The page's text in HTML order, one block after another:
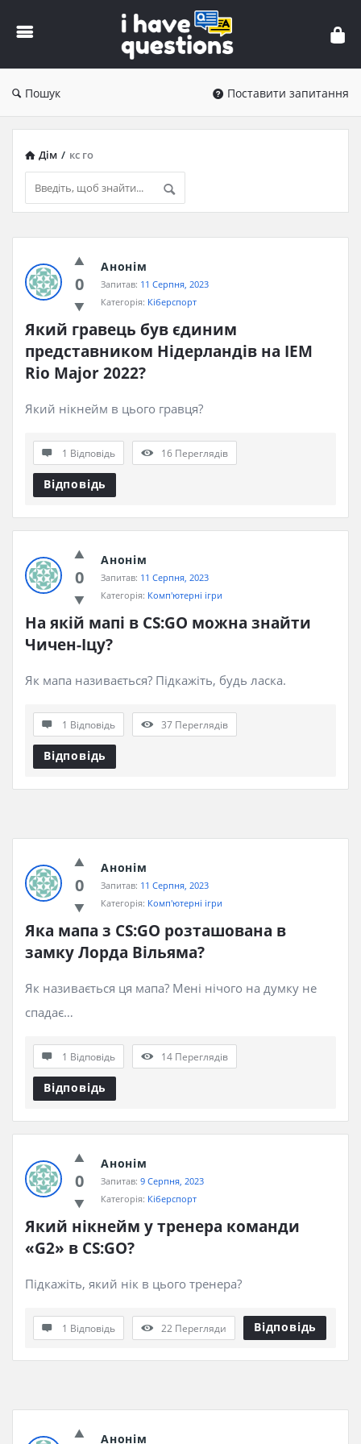
iHaveQuestions
Пошук Поставити запитання
Дім / кс го
Останні
Запитання
0
Анонім
Запитав: 11 Серпня, 2023
Категорія: Кіберспорт
Який гравець був єдиним
представником Нідерландів на IEM
Rio Major 2022?
Який нікнейм в цього гравця?
1 Відповідь 16 Переглядів
Відповідь
0
Анонім
Запитав: 11 Серпня, 2023
Категорія: Комп'ютерні ігри
На якій мапі в CS:GO можна знайти
Чичен-Іцу?
Як мапа називається? Підкажіть, будь ласка.
1 Відповідь 37 Переглядів
Відповідь
0
Анонім
Запитав: 11 Серпня, 2023
Категорія: Комп'ютерні ігри
Яка мапа з CS:GO розташована в
замку Лорда Вільяма?
Як називається ця мапа? Мені нічого на думку не
спадає…
1 Відповідь 14 Переглядів
Відповідь
0
Анонім
Запитав: 9 Серпня, 2023
Категорія: Кіберспорт
Який нікнейм у тренера команди
«G2» в CS:GO?
Підкажіть, який нік в цього тренера?
1 Відповідь 22 Перегляди Відповідь
Анонім